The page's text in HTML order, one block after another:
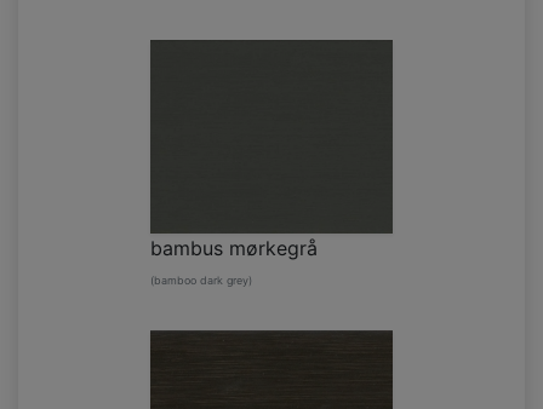
bambus mørkegrå
(bamboo dark grey)